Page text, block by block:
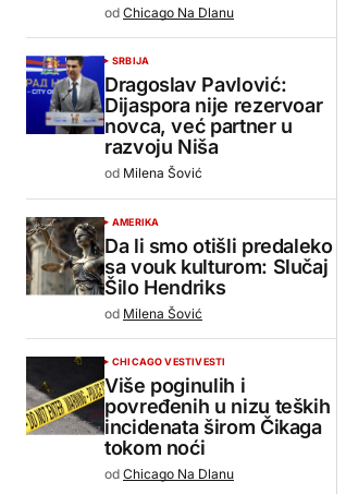
od Chicago Na Dlanu
SRBIJA
Dragoslav Pavlović:
Dijaspora nije rezervoar
novca, već partner u
razvoju Niša
od Milena Šović
AMERIKA
Da li smo otišli predaleko
sa vouk kulturom: Slučaj
Šilo Hendriks
od Milena Šović
CHICAGO VESTIVESTI
Više poginulih i
povređenih u nizu teških
incidenata širom Čikaga
tokom noći
od Chicago Na Dlanu